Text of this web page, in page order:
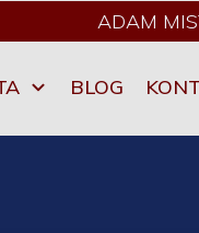
ADAM
BLOG